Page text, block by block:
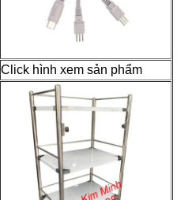
Click hình xem sản phẩm